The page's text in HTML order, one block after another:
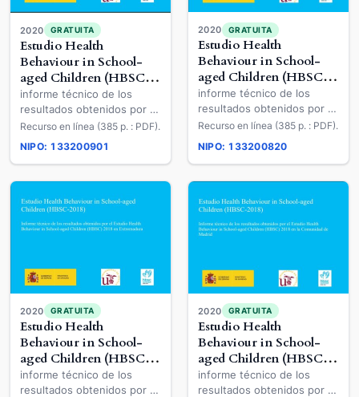
2020 GRATUITA
Estudio Health
Behaviour in School-
aged Children (HBSC-
2018)
informe técnico de los
resultados obtenidos por el
Estudio Health Behaviour in
Recurso en línea (385 p. : PDF).
NIPO: 133200901
2020 GRATUITA
Estudio Health
Behaviour in School-
aged Children (HBSC-
2018)
informe técnico de los
resultados obtenidos por el
Estudio Health Behaviour in
(HBSC) 2018 en Castilla-La
Recurso en línea (385 p. : PDF).
NIPO: 133200820
2020 GRATUITA
Estudio Health
Behaviour in School-
aged Children (HBSC-
2018)
informe técnico de los
resultados obtenidos por el
2020 GRATUITA
Estudio Health
Behaviour in School-
aged Children (HBSC-
2018)
informe técnico de los
resultados obtenidos por el